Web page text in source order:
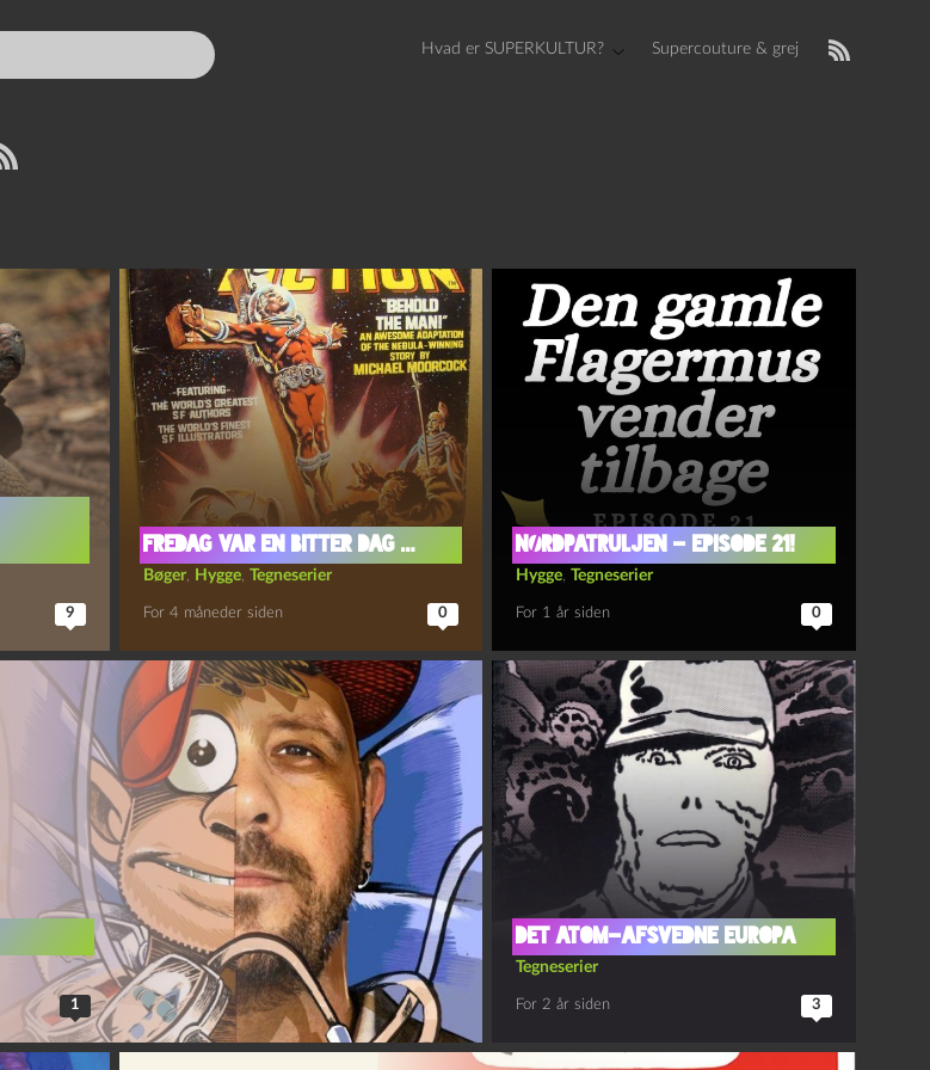
Hvad er SUPERKULTUR? Supercouture & grej
9
fredag var en bitter dag …
Bøger, Hygge, Tegneserier
For 4 måneder siden 0
Nørdpatruljen – Episode 21!
Hygge,Tegneserier
For 1 år siden 0
1
Det Atom-afsvedne Europa
Tegneserier
For 2 år siden 3